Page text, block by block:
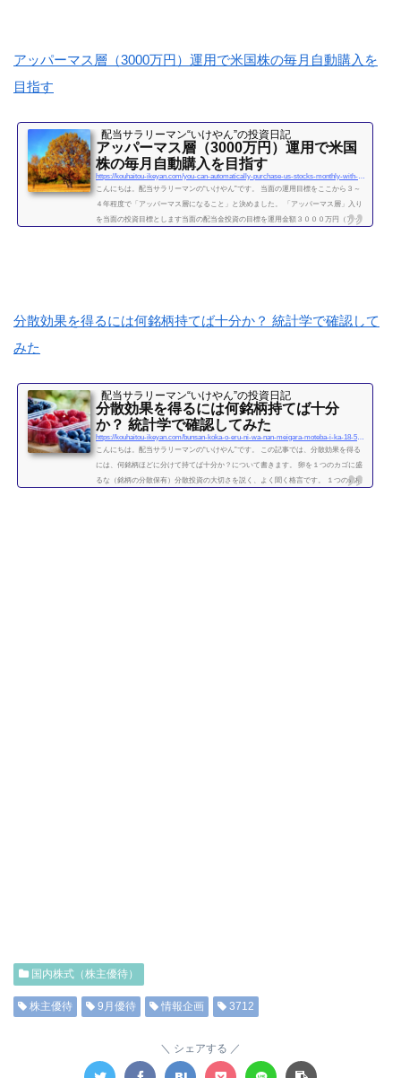
続きを読む
アッパーマス層（3000万円）運用で米国株の毎月自動購入を
目指す
配当サラリーマン“いけやん”の投資日記 ​
アッパーマス層（3000万円）運用で米国
株の毎月自動購入を目指す
https://kouhaitou-ikeyan.com/you-can-automatically-purchase-us-stocks-monthly-with-upper-mass-management
こんにちは。配当サラリーマンの“いけやん”です。 当面の運用目標をここから３～
４年程度で「アッパーマス層になること」と決めました。 「アッパーマス層」入り
を当面の投資目標とします当面の配当金投資の目標を運用金額３０００万円（アッ
分散効果を得るには何銘柄持てば十分か？ 統計学で確認して
みた
配当サラリーマン“いけやん”の投資日記 ​
分散効果を得るには何銘柄持てば十分
か？ 統計学で確認してみた
https://kouhaitou-ikeyan.com/bunsan-koka-o-eru-ni-wa-nan-meigara-moteba-i-ka-18-5000-how-many-stocks-should-i-have-for-the-diversification-effect
こんにちは。配当サラリーマンの“いけやん”です。 この記事では、分散効果を得る
には、何銘柄ほどに分けて持てば十分か？について書きます。 卵を１つのカゴに盛
るな（銘柄の分散保有）分散投資の大切さを説く、よく聞く格言です。 １つの銘柄
国内株式（株主優待）
株主優待 9月優待 情報企画 3712
シェアする